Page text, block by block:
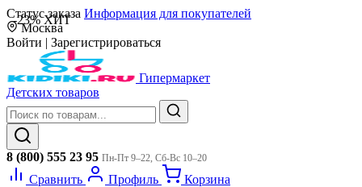
Статус заказа Информация для покупателей
Москва
Войти | Зарегистрироваться
Гипермаркет
Детских товаров
8 (800) 555 23 95 Пн-Пт 9–22, Сб-Вс 10–20
Сравнить Профиль Корзина
-23% ХИТ